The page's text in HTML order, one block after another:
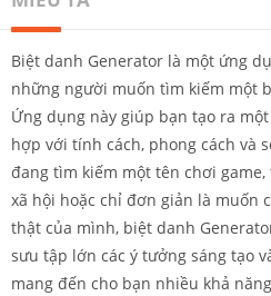
Biệt danh Generator là một ứng
những người muốn tìm kiếm một
Ứng dụng này giúp bạn tạo ra
hợp với tính cách, phong cách và
đang tìm kiếm một tên chơi
xã hội hoặc chỉ đơn giản là muốn
thật của mình, biệt danh
sưu tập lớn các ý tưởng sáng tạo
mang đến cho bạn nhiều khả